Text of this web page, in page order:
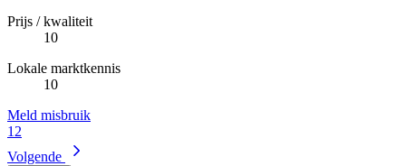
Prijs / kwaliteit
10
Lokale marktkennis
10
Meld misbruik
1 2
Volgende